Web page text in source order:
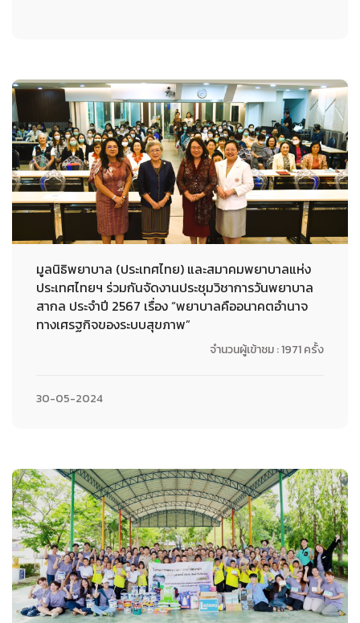
มูลนิธิพยาบาล (ประเทศไทย) และสมาคมพยาบาลแห่ง
ประเทศไทยฯ ร่วมกันจัดงานประชุมวิชาการวันพยาบาล
สากล ประจำปี 2567 เรื่อง “พยาบาลคืออนาคตอำนาจ
ทางเศรฐกิจของระบบสุขภาพ”
จำนวนผู้เข้าชม : 1971 ครั้ง
30-05-2024